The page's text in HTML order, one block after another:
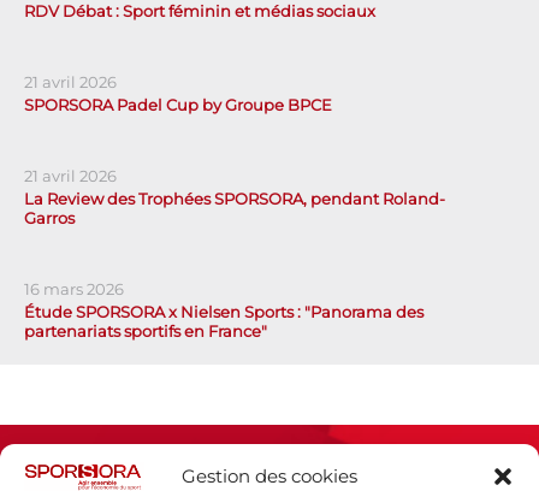
Gestion des cookies
RDV Débat : Sport féminin et médias sociaux
21 avril 2026
SPORSORA Padel Cup by Groupe BPCE
21 avril 2026
La Review des Trophées SPORSORA, pendant Roland-
Garros
16 mars 2026
Étude SPORSORA x Nielsen Sports : "Panorama des
partenariats sportifs en France"